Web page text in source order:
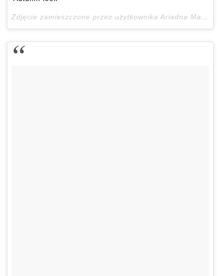
Zdjęcie zamieszczone przez użytkownika Ariadna Majewska (@ari_maj)